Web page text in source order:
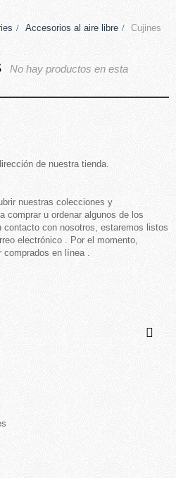
> Accesorios al aire libre > Cujines
No hay productos en esta
de nuestra tienda.
nuestras colecciones y
comprar u ordenar algunos de los
contacto con nosotros, estaremos listos
electrónico . Por el momento,
comprados en línea .